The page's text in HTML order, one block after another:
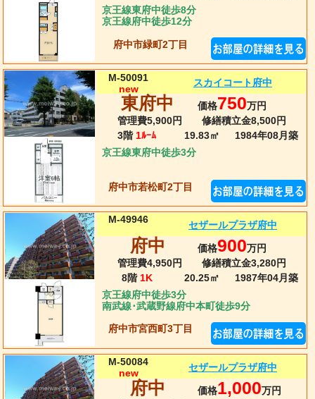
京王線東府中徒歩8分
京王線府中徒歩12分
府中市緑町2丁目
M-50091
new
スカイコート府中
東府中 価格750万円
管理費5,900円
修繕積立金8,500円
3階 1ﾙｰﾑ 19.83㎡ 1984年08月 築
京王線東府中徒歩3分
府中市若松町2丁目
M-49946 セザールプラザ府中
府中 価格900万円
管理費4,950円
修繕積立金3,280円
8階 1K 20.25㎡ 1987年04月 築
京王線府中徒歩3分
南武線･武蔵野線府中本町徒歩9分
府中市宮西町3丁目
M-50084
new
セザールプラザ府中
府中 価格1,000万円